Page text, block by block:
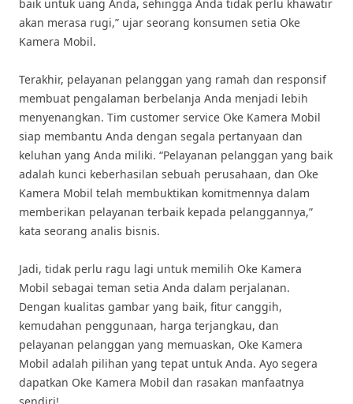
baik untuk uang Anda, sehingga Anda tidak perlu khawatir
akan merasa rugi,” ujar seorang konsumen setia Oke
Kamera Mobil.
Terakhir, pelayanan pelanggan yang ramah dan responsif
membuat pengalaman berbelanja Anda menjadi lebih
menyenangkan. Tim customer service Oke Kamera Mobil
siap membantu Anda dengan segala pertanyaan dan
keluhan yang Anda miliki. “Pelayanan pelanggan yang baik
adalah kunci keberhasilan sebuah perusahaan, dan Oke
Kamera Mobil telah membuktikan komitmennya dalam
memberikan pelayanan terbaik kepada pelanggannya,”
kata seorang analis bisnis.
Jadi, tidak perlu ragu lagi untuk memilih Oke Kamera
Mobil sebagai teman setia Anda dalam perjalanan.
Dengan kualitas gambar yang baik, fitur canggih,
kemudahan penggunaan, harga terjangkau, dan
pelayanan pelanggan yang memuaskan, Oke Kamera
Mobil adalah pilihan yang tepat untuk Anda. Ayo segera
dapatkan Oke Kamera Mobil dan rasakan manfaatnya